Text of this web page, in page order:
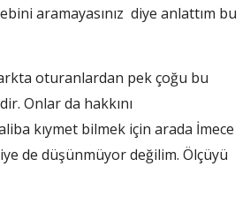
aramayasınız diye anlattım bu
oturanlardan pek çoğu bu
Onlar da hakkını
kıymet bilmek için arada İmece
de düşünmüyor değilim. Ölçüyü